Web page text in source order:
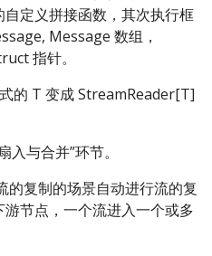
定义拼接函数，其次执行框
Message 数组，
指针。
的 T 变成 StreamReader[T]
入与合并”环节。
的复制的场景自动进行流的复
节点，一个流进入一个或多